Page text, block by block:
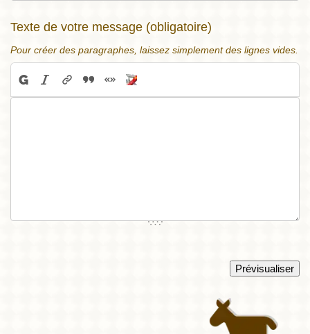
Texte de votre message (obligatoire)
Pour créer des paragraphes, laissez simplement des lignes vides.